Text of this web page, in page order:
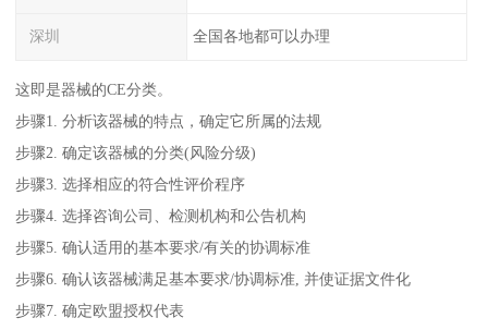
深圳 全国各地都可以办理
这即是器械的CE分类。
步骤1. 分析该器械的特点，确定它所属的法规
步骤2. 确定该器械的分类(风险分级)
步骤3. 选择相应的符合性评价程序
步骤4. 选择咨询公司、检测机构和公告机构
步骤5. 确认适用的基本要求/有关的协调标准
步骤6. 确认该器械满足基本要求/协调标准, 并使证据文件化
步骤7. 确定欧盟授权代表